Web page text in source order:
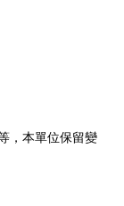
，本單位保留變